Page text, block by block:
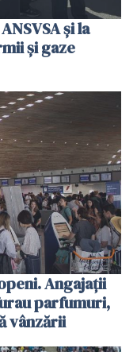
și la
și gaze
Angajații
parfumuri,
vânzării